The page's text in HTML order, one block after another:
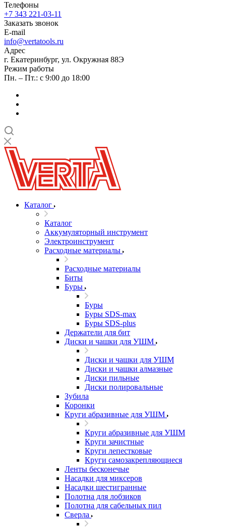
Телефоны
+7 343 221-03-11
Заказать звонок
E-mail
info@vertatools.ru
Адрес
г. Екатеринбург, ул. Окружная 88Э
Режим работы
Пн. – Пт.: с 9:00 до 18:00
Каталог
Каталог
Аккумуляторный инструмент
Электроинструмент
Расходные материалы
Расходные материалы
Биты
Буры
Буры
Буры SDS-max
Буры SDS-plus
Держатели для бит
Диски и чашки для УШМ
Диски и чашки для УШМ
Диски и чашки алмазные
Диски пильные
Диски полировальные
Зубила
Коронки
Круги абразивные для УШМ
Круги абразивные для УШМ
Круги зачистные
Круги лепестковые
Круги самозакрепляющиеся
Ленты бесконечые
Насадки для миксеров
Насадки шестигранные
Полотна для лобзиков
Полотна для сабельных пил
Сверла